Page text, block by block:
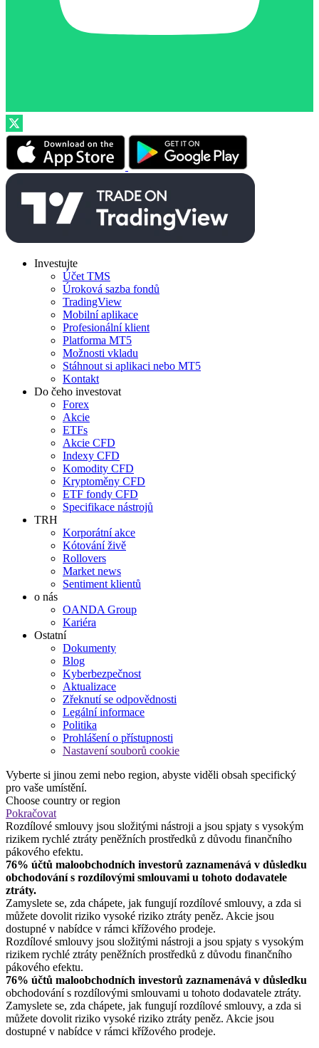
Investujte
Účet TMS
Úroková sazba fondů
TradingView
Mobilní aplikace
Profesionální klient
Platforma MT5
Možnosti vkladu
Stáhnout si aplikaci nebo MT5
Kontakt
Do čeho investovat
Forex
Akcie
ETFs
Akcie CFD
Indexy CFD
Komodity CFD
Kryptoměny CFD
ETF fondy CFD
Specifikace nástrojů
TRH
Korporátní akce
Kótování živě
Rollovers
Market news
Sentiment klientů
o nás
OANDA Group
Kariéra
Ostatní
Dokumenty
Blog
Kyberbezpečnost
Aktualizace
Zřeknutí se odpovědnosti
Legální informace
Politika
Prohlášení o přístupnosti
Nastavení souborů cookie
Vyberte si jinou zemi nebo region, abyste viděli obsah specifický
pro vaše umístění.
Choose country or region
Pokračovat
Rozdílové smlouvy jsou složitými nástroji a jsou spjaty s vysokým
rizikem rychlé ztráty peněžních prostředků z důvodu finančního
pákového efektu.
76% účtů maloobchodních investorů zaznamenává v důsledku
obchodování s rozdílovými smlouvami u tohoto dodavatele
ztráty.
Zamyslete se, zda chápete, jak fungují rozdílové smlouvy, a zda si
můžete dovolit riziko vysoké riziko ztráty peněz. Akcie jsou
dostupné v nabídce v rámci křížového prodeje.
Rozdílové smlouvy jsou složitými nástroji a jsou spjaty s vysokým
rizikem rychlé ztráty peněžních prostředků z důvodu finančního
pákového efektu.
76% účtů maloobchodních investorů zaznamenává v důsledku
obchodování s rozdílovými smlouvami u tohoto dodavatele ztráty.
Zamyslete se, zda chápete, jak fungují rozdílové smlouvy, a zda si
můžete dovolit riziko vysoké riziko ztráty peněz. Akcie jsou
dostupné v nabídce v rámci křížového prodeje.